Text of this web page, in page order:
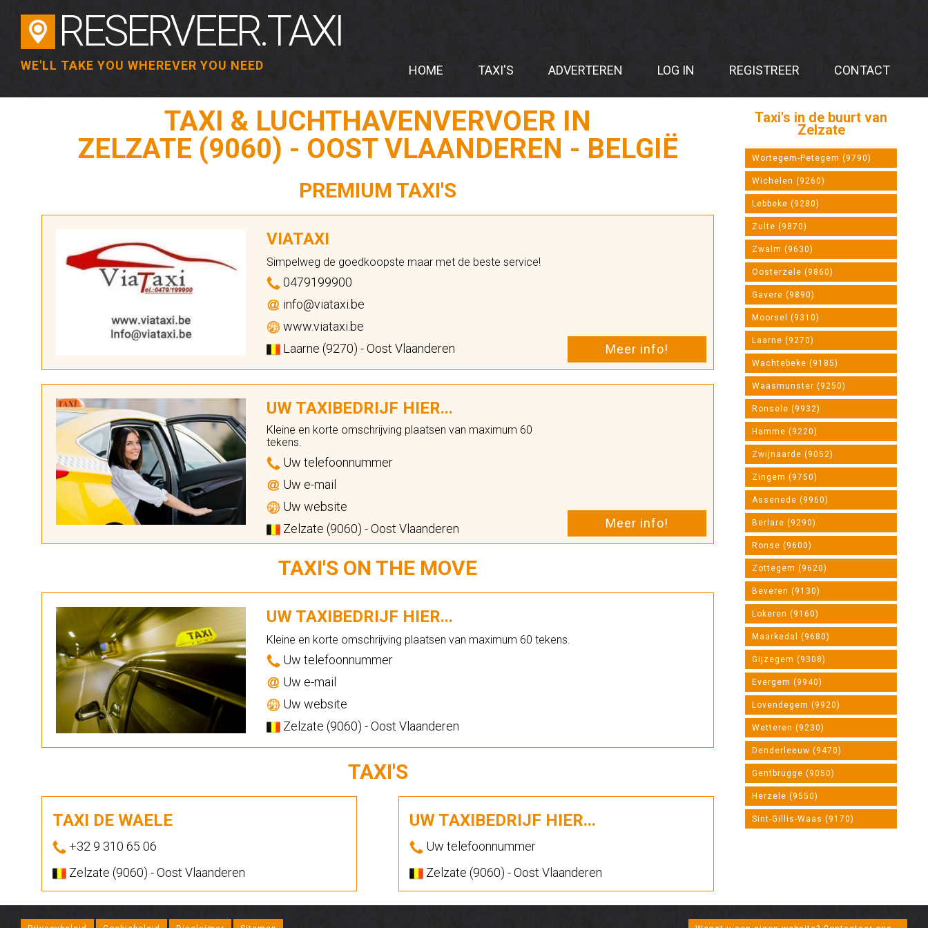
RESERVEER.TAXI
WE'LL TAKE YOU WHEREVER YOU NEED HOME TAXI'S ADVERTEREN LOG IN REGISTREER CONTACT
TAXI & LUCHTHAVENVERVOER IN
ZELZATE (9060) - OOST VLAANDEREN - BELGIË
PREMIUM TAXI'S
VIATAXI
Simpelweg de goedkoopste maar met de beste service!
0479199900
info@viataxi.be
www.viataxi.be
Laarne (9270) - Oost Vlaanderen
Meer info!
UW TAXIBEDRIJF HIER...
Kleine en korte omschrijving plaatsen van maximum 60
tekens.
Uw telefoonnummer
Uw e-mail
Uw website
Zelzate (9060) - Oost Vlaanderen
Meer info!
TAXI'S ON THE MOVE
UW TAXIBEDRIJF HIER...
Kleine en korte omschrijving plaatsen van maximum 60 tekens.
Uw telefoonnummer
Uw e-mail
Uw website
Zelzate (9060) - Oost Vlaanderen
TAXI'S
TAXI DE WAELE
+32 9 310 65 06
Zelzate (9060) - Oost Vlaanderen
UW TAXIBEDRIJF HIER...
Uw telefoonnummer
Zelzate (9060) - Oost Vlaanderen
Taxi's in de buurt van
Zelzate
Wortegem-Petegem (9790)
Wichelen (9260)
Lebbeke (9280)
Zulte (9870)
Zwalm (9630)
Oosterzele (9860)
Gavere (9890)
Moorsel (9310)
Laarne (9270)
Wachtebeke (9185)
Waasmunster (9250)
Ronsele (9932)
Hamme (9220)
Zwijnaarde (9052)
Zingem (9750)
Assenede (9960)
Berlare (9290)
Ronse (9600)
Zottegem (9620)
Beveren (9130)
Lokeren (9160)
Maarkedal (9680)
Gijzegem (9308)
Evergem (9940)
Lovendegem (9920)
Wetteren (9230)
Denderleeuw (9470)
Gentbrugge (9050)
Herzele (9550)
Sint-Gillis-Waas (9170)